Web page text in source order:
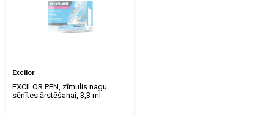
Excilor
EXCILOR PEN, zīmulis nagu
sēnītes ārstēšanai, 3,3 ml